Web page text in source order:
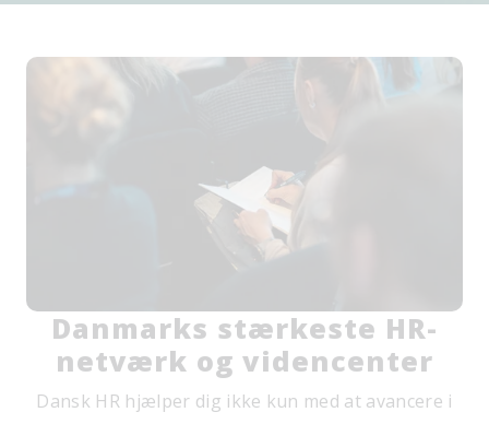
Danmarks stærkeste HR-
netværk og videncenter
Dansk HR hjælper dig ikke kun med at avancere i